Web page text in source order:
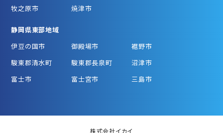
牧之原市
焼津市
静岡県東部地域
伊豆の国市
御殿場市
裾野市
駿東郡清水町
駿東郡長泉町
沼津市
富士市
富士宮市 三島市
株式会社イカイ